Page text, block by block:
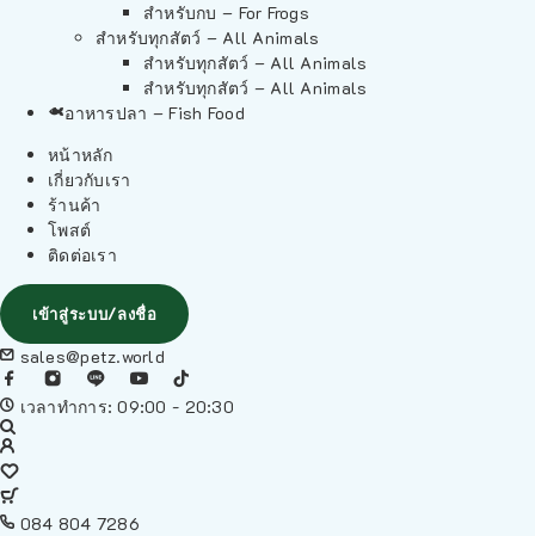
สำหรับกบ – For Frogs
สำหรับทุกสัตว์ – All Animals
สำหรับทุกสัตว์ – All Animals
สำหรับทุกสัตว์ – All Animals
อาหารปลา – Fish Food
หน้าหลัก
เกี่ยวกับเรา
ร้านค้า
โพสต์
ติดต่อเรา
เข้าสู่ระบบ/ลงชื่อ
sales@petz.world
เวลาทำการ: 09:00 - 20:30
084 804 7286